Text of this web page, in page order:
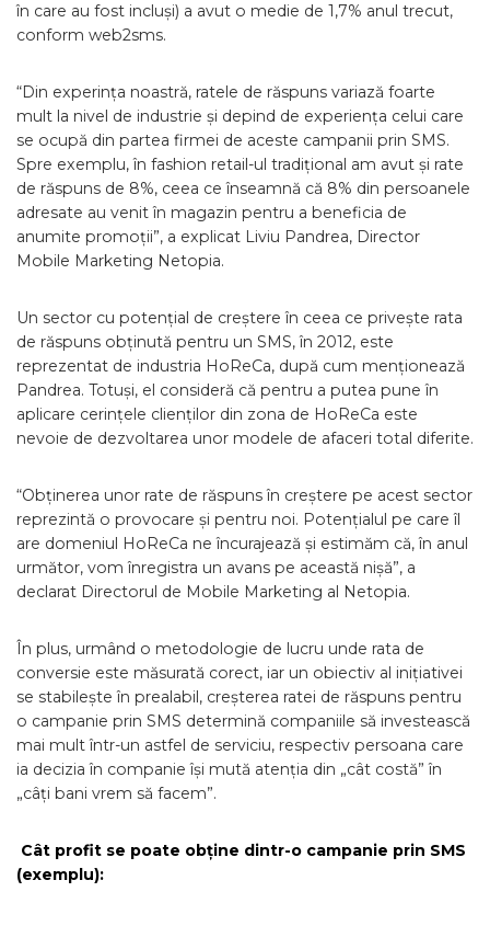
în care au fost incluși) a avut o medie de 1,7% anul trecut,
conform web2sms.
“Din experința noastră, ratele de răspuns variază foarte
mult la nivel de industrie și depind de experiența celui care
se ocupă din partea firmei de aceste campanii prin SMS.
Spre exemplu, în fashion retail-ul tradițional am avut și rate
de răspuns de 8%, ceea ce înseamnă că 8% din persoanele
adresate au venit în magazin pentru a beneficia de
anumite promoții”, a explicat Liviu Pandrea, Director
Mobile Marketing Netopia.
Un sector cu potențial de creștere în ceea ce privește rata
de răspuns obținută pentru un SMS, în 2012, este
reprezentat de industria HoReCa, după cum menționează
Pandrea. Totuși, el consideră că pentru a putea pune în
aplicare cerințele clienților din zona de HoReCa este
nevoie de dezvoltarea unor modele de afaceri total diferite.
“Obținerea unor rate de răspuns în creștere pe acest sector
reprezintă o provocare și pentru noi. Potențialul pe care îl
are domeniul HoReCa ne încurajează și estimăm că, în anul
următor, vom înregistra un avans pe această nișă”, a
declarat Directorul de Mobile Marketing al Netopia.
În plus, urmând o metodologie de lucru unde rata de
conversie este măsurată corect, iar un obiectiv al inițiativei
se stabilește în prealabil, creșterea ratei de răspuns pentru
o campanie prin SMS determină companiile să investească
mai mult într-un astfel de serviciu, respectiv persoana care
ia decizia în companie își mută atenția din „cât costă” în
„câți bani vrem să facem”.
Cât profit se poate obține dintr-o campanie prin SMS
(exemplu):